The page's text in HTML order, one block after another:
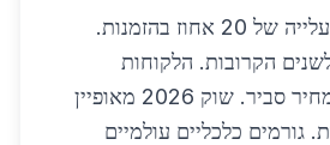
נתונים מראים על עלייה של 20 אחוז בהזמנות.
הקרובות. הלקוחות
מחפשים איכות במחיר סביר. שוק 2026 מאופיין
גורמים כלכליים עולמיים